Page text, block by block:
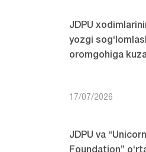
JDPU
yozgi
oromgohiga
17/07/2026
JDPU va
Foundation”